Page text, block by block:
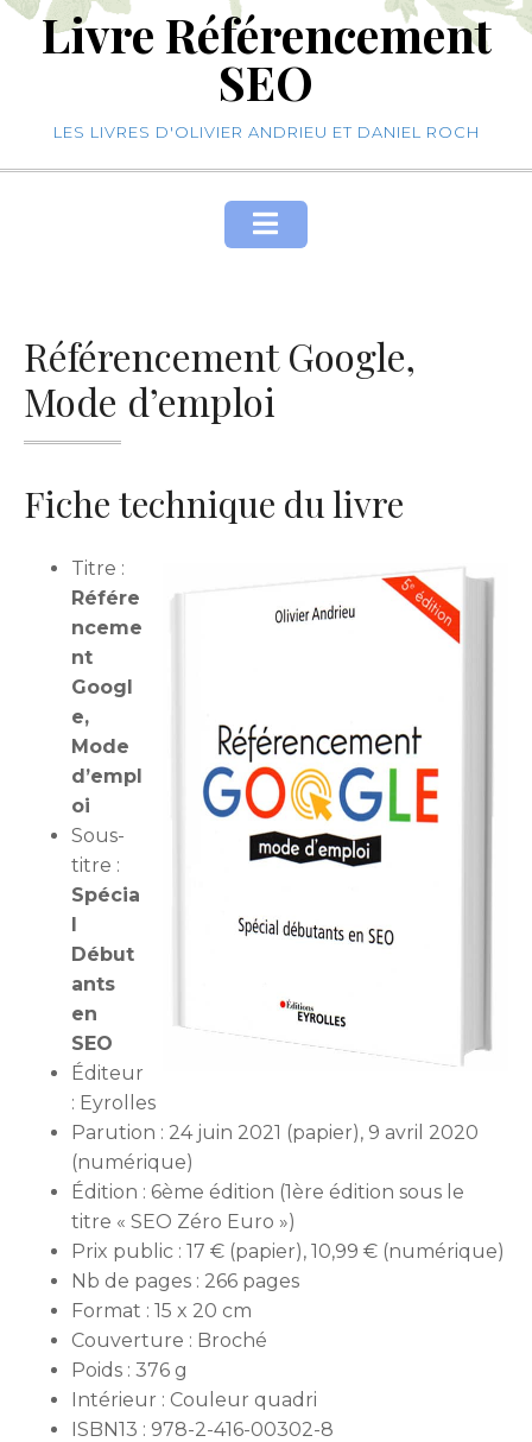
SkipLivre Référencement
SEO
LES LIVRES D'OLIVIER ANDRIEU ET DANIEL ROCH
Référencement Google,
Mode d’emploi
Fiche technique du livre
Titre :
Référe
nceme
nt
Googl
e,
Mode
d’empl
oi
Sous-
titre :
Spécia
l
Début
ants
en
SEO
Éditeur
: Eyrolles
Parution : 24 juin 2021 (papier), 9 avril 2020
(numérique)
Édition : 6ème édition (1ère édition sous le
titre « SEO Zéro Euro »)
Prix public : 17 € (papier), 10,99 € (numérique)
Nb de pages : 266 pages
Format : 15 x 20 cm
Couverture : Broché
Poids : 376 g
Intérieur : Couleur quadri
ISBN13 : 978-2-416-00302-8